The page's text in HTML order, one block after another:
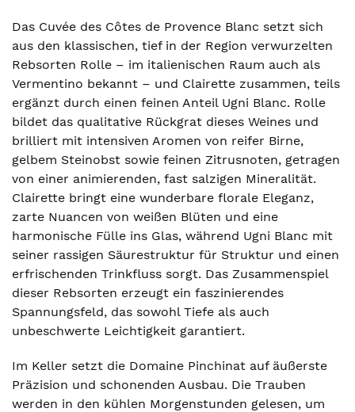
Das Cuvée des Côtes de Provence Blanc setzt sich
aus den klassischen, tief in der Region verwurzelten
Rebsorten Rolle – im italienischen Raum auch als
Vermentino bekannt – und Clairette zusammen, teils
ergänzt durch einen feinen Anteil Ugni Blanc. Rolle
bildet das qualitative Rückgrat dieses Weines und
brilliert mit intensiven Aromen von reifer Birne,
gelbem Steinobst sowie feinen Zitrusnoten, getragen
von einer animierenden, fast salzigen Mineralität.
Clairette bringt eine wunderbare florale Eleganz,
zarte Nuancen von weißen Blüten und eine
harmonische Fülle ins Glas, während Ugni Blanc mit
seiner rassigen Säurestruktur für Struktur und einen
erfrischenden Trinkfluss sorgt. Das Zusammenspiel
dieser Rebsorten erzeugt ein faszinierendes
Spannungsfeld, das sowohl Tiefe als auch
unbeschwerte Leichtigkeit garantiert.
Im Keller setzt die Domaine Pinchinat auf äußerste
Präzision und schonenden Ausbau. Die Trauben
werden in den kühlen Morgenstunden gelesen, um